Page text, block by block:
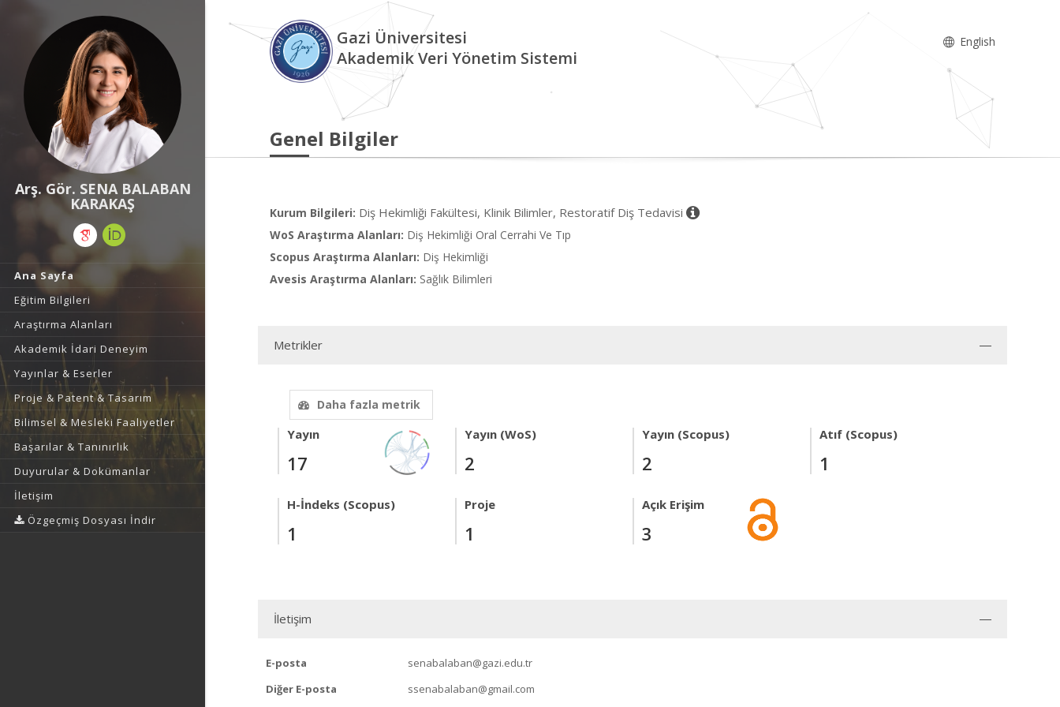
Arş. Gör. SENA BALABAN
KARAKAŞ
Ana Sayfa
Eğitim Bilgileri
Araştırma Alanları
Akademik İdari Deneyim
Yayınlar & Eserler
Proje & Patent & Tasarım
Bilimsel & Mesleki Faaliyetler
Başarılar & Tanınırlık
Duyurular & Dokümanlar
İletişim
Özgeçmiş Dosyası İndir
Gazi Üniversitesi
Akademik Veri Yönetim Sistemi
English
Genel Bilgiler
Kurum Bilgileri: Diş Hekimliği Fakültesi, Klinik Bilimler, Restoratif Diş Tedavisi
WoS Araştırma Alanları: Diş Hekimliği Oral Cerrahi Ve Tıp
Scopus Araştırma Alanları: Diş Hekimliği
Avesis Araştırma Alanları: Sağlık Bilimleri
Metrikler
Daha fazla metrik
Yayın
17
Yayın (WoS)
2
Yayın (Scopus)
2
Atıf (Scopus)
1
H-İndeks (Scopus)
1
Proje
1
Açık Erişim
3
İletişim
E-posta
senabalaban@gazi.edu.tr
Diğer E-posta
ssenabalaban@gmail.com